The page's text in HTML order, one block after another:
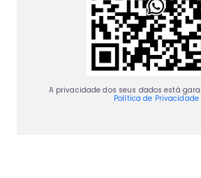
A privacidade dos seus dados está
Política de Privacidade